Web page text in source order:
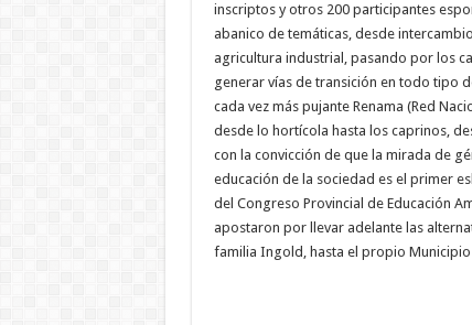
inscriptos y otros 200 participantes
abanico de temáticas, desde
agricultura industrial, pasando por los
generar vías de transición en todo tipo
cada vez más pujante Renama (Red
desde lo hortícola hasta los caprinos,
con la convicción de que la mirada de
educación de la sociedad es el primer
del Congreso Provincial de Educación
apostaron por llevar adelante las
familia Ingold, hasta el propio Municipio